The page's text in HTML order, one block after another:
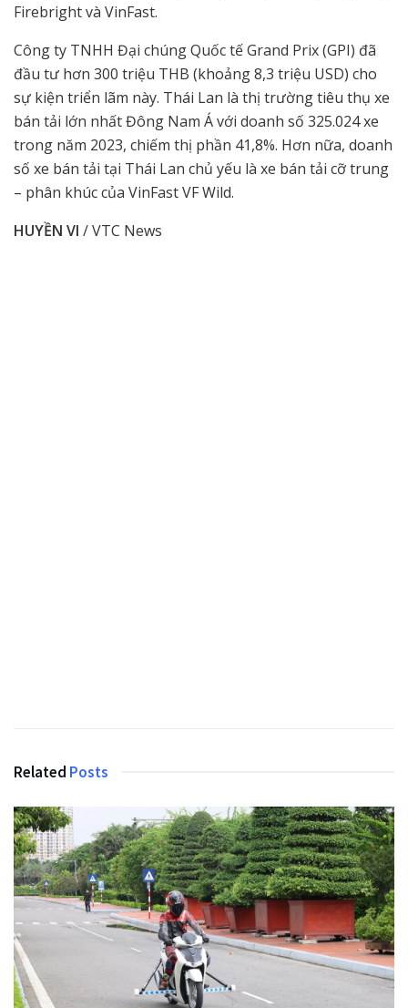
Firebright và VinFast.
Công ty TNHH Đại chúng Quốc tế Grand Prix (GPI) đã
đầu tư hơn 300 triệu THB (khoảng 8,3 triệu USD) cho
sự kiện triển lãm này. Thái Lan là thị trường tiêu thụ xe
bán tải lớn nhất Đông Nam Á với doanh số 325.024 xe
trong năm 2023, chiếm thị phần 41,8%. Hơn nữa, doanh
số xe bán tải tại Thái Lan chủ yếu là xe bán tải cỡ trung
– phân khúc của VinFast VF Wild.
HUYỀN VI / VTC News
Related Posts